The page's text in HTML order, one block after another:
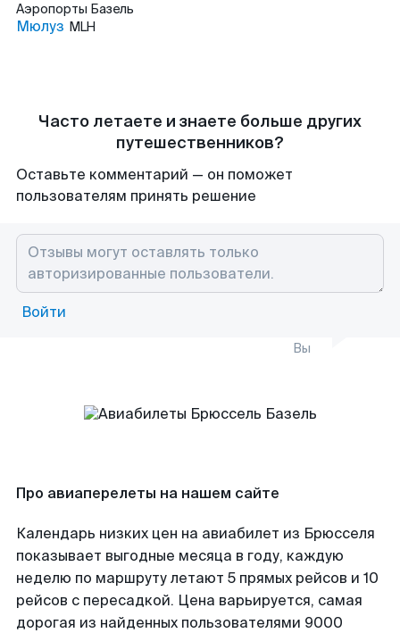
Аэропорты Базель
Мюлуз MLH
Часто летаете и знаете больше других
путешественников?
Оставьте комментарий — он поможет
пользователям принять решение
Войти
Вы
Про авиаперелеты на нашем сайте
Календарь низких цен на авиабилет из Брюсселя
показывает выгодные месяца в году, каждую
неделю по маршруту летают 5 прямых рейсов и 10
рейсов с пересадкой. Цена варьируется, самая
дорогая из найденных пользователями 9000